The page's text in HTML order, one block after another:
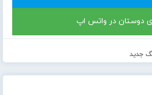
دوستان در واتس اپ
جدید